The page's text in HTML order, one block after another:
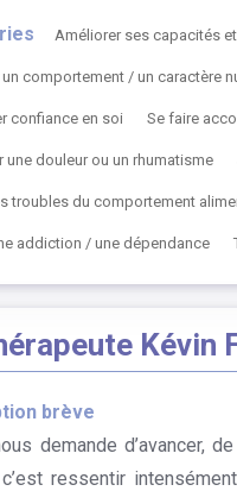
Améliorer ses capacités
un comportement / un caractère
confiance en soi Se faire
une douleur ou un rhumatisme
troubles du comportement
addiction / une dépendance
Kévin
brève
demande d’avancer,
c’est ressentir